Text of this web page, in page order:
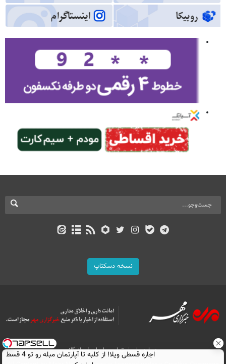
نسخه دسکتاپ
درباره ما تماس با ما
بازرگانی
اجاره‌ قسطی ویلا! از کلبه تا آپارتمان مبله رو تو 4 قسط